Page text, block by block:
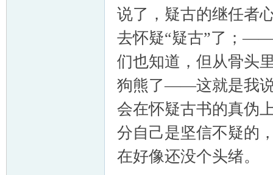
说了，疑古的继任者
去怀疑“疑古”了；
们也知道，但从骨头
狗熊了——这就是我说
会在怀疑古书的真伪
分自己是坚信不疑的
在好像还没个头绪。